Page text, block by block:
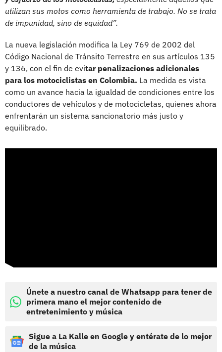
utilizan sus motos como herramienta de trabajo. No se trata
de impunidad, sino de equidad”.
La nueva legislación modifica la Ley 769 de 2002 del
Código Nacional de Tránsito Terrestre en sus artículos 135
y 136, con el fin de evitar penalizaciones adicionales
para los motociclistas en Colombia. La medida es vista
como un avance hacia la igualdad de condiciones entre los
conductores de vehículos y de motocicletas, quienes ahora
enfrentarán un sistema sancionatorio más justo y
equilibrado.
Únete a nuestro canal de Whatsapp para tener de
primera mano el mejor contenido de
entretenimiento y música
Sigue a La Kalle en Google y entérate de lo mejor
de la música